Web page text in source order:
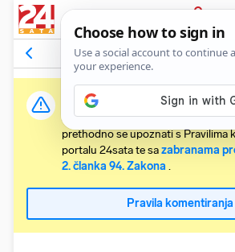
PRIJAVA
Komentari
Važna obavijest:
Svaki korisnik koji želi komentirati
prethodno se upoznati s Pravilima
portalu 24sata te sazabranama
2. članka 94. Zakona .
Pravila komentiranja